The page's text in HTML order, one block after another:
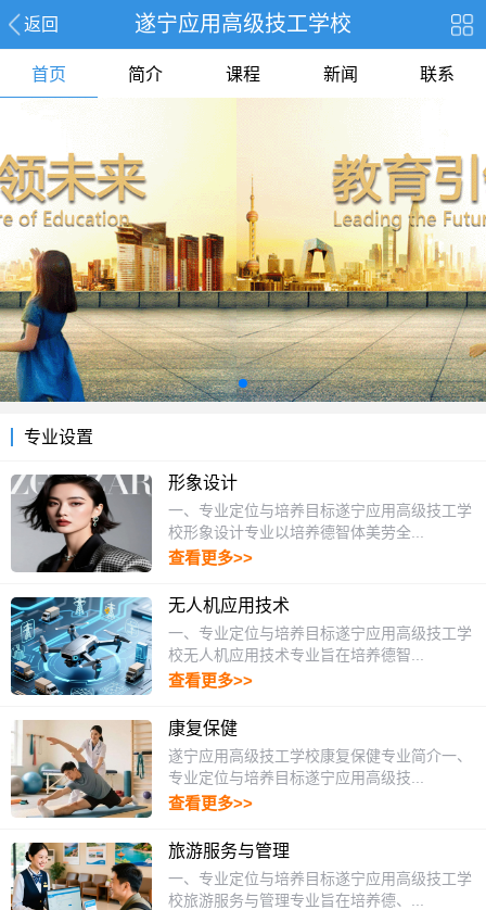
返回 遂宁应用高级技工学校
首页 简介 课程 新闻 联系
专业设置
形象设计
一、专业定位与培养目标遂宁应用高级技工学
校形象设计专业以培养德智体美劳全...
查看更多>>
无人机应用技术
一、专业定位与培养目标遂宁应用高级技工学
校无人机应用技术专业旨在培养德智...
查看更多>>
康复保健
遂宁应用高级技工学校康复保健专业简介一、
专业定位与培养目标遂宁应用高级技...
查看更多>>
旅游服务与管理
一、专业定位与培养目标遂宁应用高级技工学
校旅游服务与管理专业旨在培养德、...